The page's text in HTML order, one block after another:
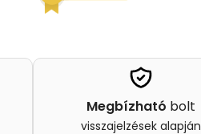
Megbízható bolt
visszajelzések alapján